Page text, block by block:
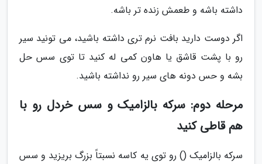
داشته باشه و طعمش زنده تر باشه.
اگر دوست دارید بافت نرم تری داشته باشید، می تونید سیر
رو با پشت قاشق یا هاون کمی له کنید تا توی سس حل
بشه و حس دونه های سیر رو نداشته باشید.
مرحله دوم: سرکه بالزامیک و سس خردل رو با
هم قاطی کنید
سرکه بالزامیک () رو توی یه کاسه نسبتاً بزرگ بریزید و سس